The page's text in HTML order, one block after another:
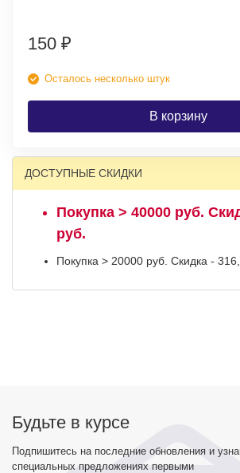
150 ₽
Осталось несколько штук
В корзину
ДОСТУПНЫЕ СКИДКИ
Покупка > 40000 руб.
руб.
Покупка > 20000 руб. Скидка -
Будьте в курсе
Подпишитесь на последние обновления и
специальных предложениях первыми